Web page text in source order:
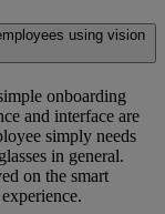
using vision
onboarding
and interface are
simply needs
in general.
on the smart